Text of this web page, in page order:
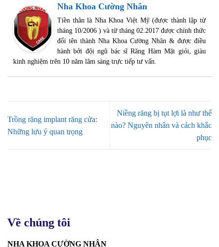
Nha Khoa Cường Nhân
Tiền thân là Nha Khoa Việt Mỹ (được thành lập từ
tháng 10/2006 ) và từ tháng 02.2017 được chính thức
đổi tên thành Nha Khoa Cường Nhân & được điều
hành bởi đội ngũ bác sĩ Răng Hàm Mặt giỏi, giàu
kinh nghiệm trên 10 năm lâm sàng trực tiếp tư vấn.
Trồng răng implant răng cửa:
Những lưu ý quan trọng
Niềng răng bị tụt lợi là như thế
nào? Nguyên nhân và cách khắc
phục
Về chúng tôi
NHA KHOA CƯỜNG NHÂN